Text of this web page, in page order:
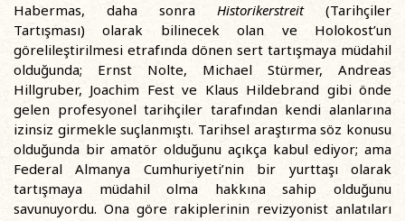
Habermas, daha sonra Historikerstreit(Tarihçiler
Tartışması) olarak bilinecek olan ve Holokost’un
görelileştirilmesi etrafında dönen sert tartışmaya müdahil
olduğunda; Ernst Nolte, Michael Stürmer, Andreas
Hillgruber, Joachim Fest ve Klaus Hildebrand gibi önde
gelen profesyonel tarihçiler tarafından kendi alanlarına
izinsiz girmekle suçlanmıştı. Tarihsel araştırma söz konusu
olduğunda bir amatör olduğunu açıkça kabul ediyor; ama
Federal Almanya Cumhuriyeti’nin bir yurttaşı olarak
tartışmaya müdahil olma hakkına sahip olduğunu
savunuyordu. Ona göre rakiplerinin revizyonist anlatıları